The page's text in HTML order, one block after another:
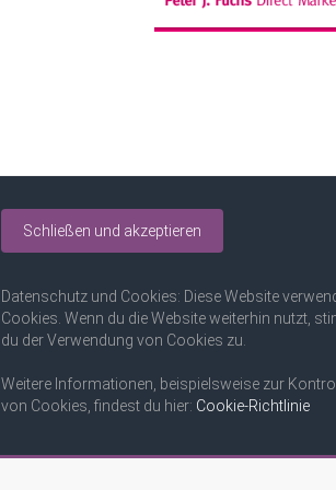
Datenschutz und Cookies: Diese Website
Cookies. Wenn du die Website weiterhin nutzt,
du der Verwendung von Cookies zu.
Weitere Informationen, beispielsweise zur
von Cookies, findest du hier: Cookie-Richtlinie